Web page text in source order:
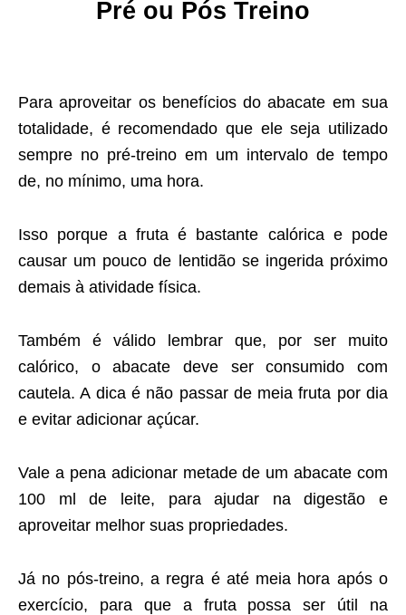
Pré ou Pós Treino
Para aproveitar os benefícios do abacate em sua
totalidade, é recomendado que ele seja utilizado
sempre no pré-treino em um intervalo de tempo
de, no mínimo, uma hora.
Isso porque a fruta é bastante calórica e pode
causar um pouco de lentidão se ingerida próximo
demais à atividade física.
Também é válido lembrar que, por ser muito
calórico, o abacate deve ser consumido com
cautela. A dica é não passar de meia fruta por dia
e evitar adicionar açúcar.
Vale a pena adicionar metade de um abacate com
100 ml de leite, para ajudar na digestão e
aproveitar melhor suas propriedades.
Já no pós-treino, a regra é até meia hora após o
exercício, para que a fruta possa ser útil na